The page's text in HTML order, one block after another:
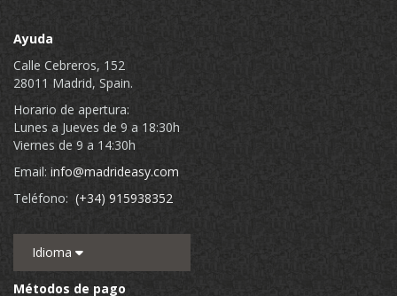
Ayuda
Calle Cebreros, 152
28011 Madrid, Spain.
Horario de apertura:
Lunes a Jueves de 9 a 18:30h
Viernes de 9 a 14:30h
Email: info@madrideasy.com
Teléfono: (+34) 915938352
Idioma
Métodos de pago